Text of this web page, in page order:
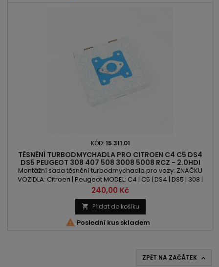
KÓD: 15.311.01
TĚSNĚNÍ TURBODMYCHADLA PRO CITROEN C4 C5 DS4
DS5 PEUGEOT 308 407 508 3008 5008 RCZ - 2.0HDI
150PS 163PS
Montážní sada těsnění turbodmychadla pro vozy: ZNAČKU
VOZIDLA: Citroen | Peugeot MODEL: C4 | C5 | DS4 | DS5 | 308 |
407 | 508 | 3008 | 5008| RCZKÓD MOTORU: RHE | RHH | DW10C |
DW10CB | DW10CTED4 OBSAH: 1997ccm 2.0 HDIIVÝKON:
150PS/110kW | 163PS/120kW
Cena
240,00 Kč
 Přidat do košíku
 Poslední kus skladem
ZPĚT NA ZAČÁTEK 